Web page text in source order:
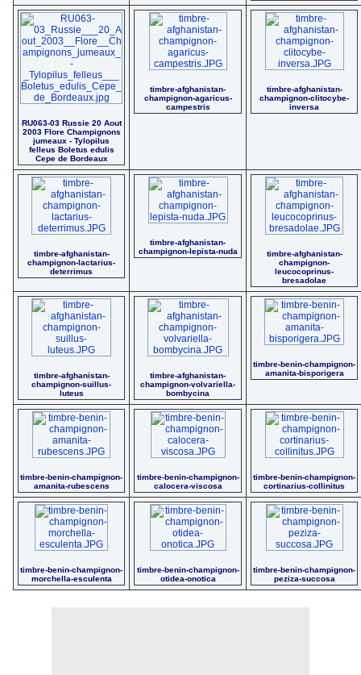
RU063-03 Russie 20 Aout
2003 Flore Champignons
jumeaux - Tylopilus
felleus Boletus edulis
Cepe de Bordeaux
timbre-afghanistan-
champignon-agaricus-
campestris
timbre-afghanistan-
champignon-clitocybe-
inversa
timbre-afghanistan-
champignon-lactarius-
deterrimus
timbre-afghanistan-
champignon-lepista-nuda
timbre-afghanistan-
champignon-
leucocoprinus-
bresadolae
timbre-afghanistan-
champignon-suillus-
luteus
timbre-afghanistan-
champignon-volvariella-
bombycina
timbre-benin-champignon-
amanita-bisporigera
timbre-benin-champignon-
amanita-rubescens
timbre-benin-champignon-
calocera-viscosa
timbre-benin-champignon-
cortinarius-collinitus
timbre-benin-champignon-
morchella-esculenta
timbre-benin-champignon-
otidea-onotica
timbre-benin-champignon-
peziza-succosa